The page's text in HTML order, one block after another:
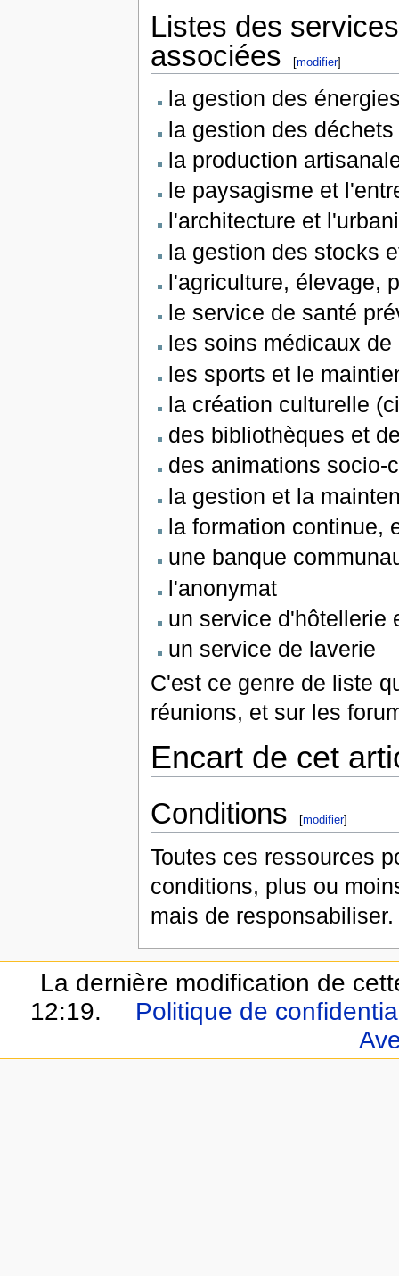
Listes des
associées
[modifier]
la gestion des
la gestion des déchets
la production
le paysagisme et
l'architecture et
la gestion des stocks
l'agriculture, élevage,
le service de santé
les soins médicaux de
les sports et le
la création culturelle
des bibliothèques et
des animations socio-
la gestion et la
la formation continue,
une banque
l'anonymat
un service d'hôtellerie
un service de laverie
C'est ce genre de liste
réunions, et sur les
Encart de cet
Conditions [modifier]
Toutes ces ressources
conditions, plus ou
mais de responsabiliser.
La dernière modification de
12:19.
Politique de